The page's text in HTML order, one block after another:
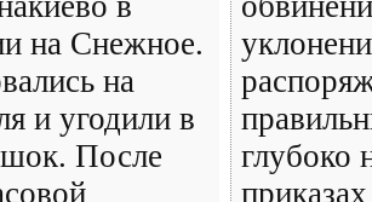
на Снежное.
на
и угодили в
После
глубоко